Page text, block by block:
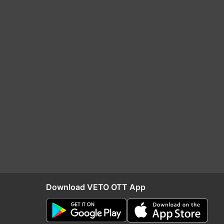
Download VETO OTT App